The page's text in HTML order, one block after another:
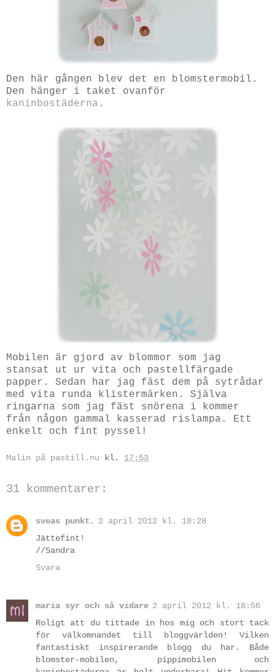
Den här gången blev det en blomstermobil.
Den hänger i taket ovanför
kaninbostäderna .
Mobilen är gjord av blommor som jag
stansat ut ur vita och pastellfärgade
papper. Sedan har jag fäst dem på sytrådar
med vita runda klistermärken. Själva
ringarna som jag fäst snörena i kommer
från någon gammal kasserad rislampa. Ett
enkelt och fint pyssel!
Malin på pastill.nu kl. 17:53
31 kommentarer:
sveas punkt.
2 april 2012 kl. 18:28
Jättefint!
//Sandra
Svara
maria syr och så vidare 2 april 2012 kl. 18:56
Roligt att du tittade in hos mig och stort tack
för välkomnandet till bloggvärlden! Vilken
fantastiskt inspirerande blogg du har. Både
blomster-mobilen, pippimobilen och